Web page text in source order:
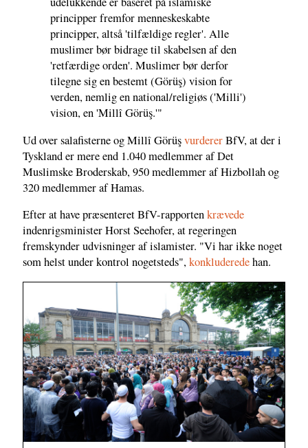
principper fremfor menneskeskabte
principper, altså 'tilfældige regler'. Alle
muslimer bør bidrage til skabelsen af den
'retfærdige orden'. Muslimer bør derfor
tilegne sig en bestemt (Görüş) vision for
verden, nemlig en national/religiøs ('Milli')
vision, en 'Millî Görüş.'"
Ud over salafisterne og Millî GörüşvurdererBfV, at der i
Tyskland er mere end 1.040 medlemmer af Det
Muslimske Broderskab, 950 medlemmer af Hizbollah og
320 medlemmer af Hamas.
Efter at have præsenteret BfV-rapportenkrævede
indenrigsminister Horst Seehofer, at regeringen
fremskynder udvisninger af islamister. "Vi har ikke noget
som helst under kontrol nogetsteds",konkluderedehan.